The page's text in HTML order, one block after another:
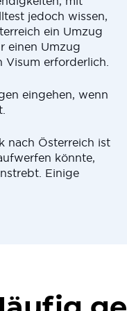
jedoch wissen,
ein Umzug
einen Umzug
erforderlich.
eingehen, wenn
nach Österreich ist
könnte,
Einige